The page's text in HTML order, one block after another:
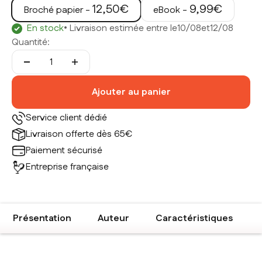
Broché papier - Prix de vente
12,50€ eBook - Prix de vente
9,99€
En stock• Livraison estimée entre le10/08et12/08
Quantité:
Ajouter au panier
Service client dédié
Livraison offerte dès 65€
Paiement sécurisé
Entreprise française
Présentation Auteur Caractéristiques